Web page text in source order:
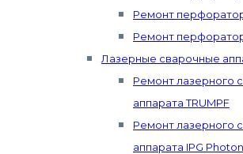
Ремонт
Ремонт
Лазерные сварочные
Ремонт лазерного
аппарата TRUMPF
Ремонт лазерного
аппарата IPG